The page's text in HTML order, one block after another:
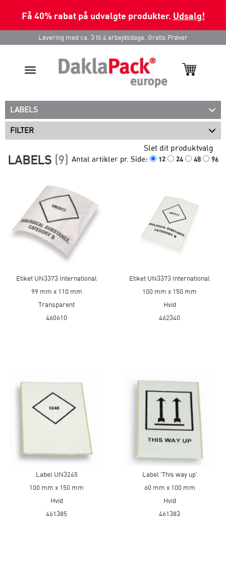
Få 40% rabat på udvalgte produkter. Udsalg!
Levering med ca. 3 til 4 arbejdsdage. Gratis Prøver
Toggle
LABELS
FILTER
Slet dit produktvalg
LABELS (9) Antal artikler pr. Side: 12 24 48 96
Etiket UN3373 International
99 mm x 110 mm
Transparent
460610
Etiket UN3373 International
100 mm x 150 mm
Hvid
462340
Label UN3245
100 mm x 150 mm
Hvid
461385
Label 'This way up'
60 mm x 100 mm
Hvid
461383